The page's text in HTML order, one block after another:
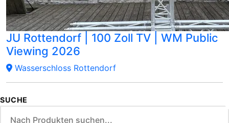
JU Rottendorf | 100 Zoll TV | WM Public
Viewing 2026
Wasserschloss Rottendorf
SUCHE